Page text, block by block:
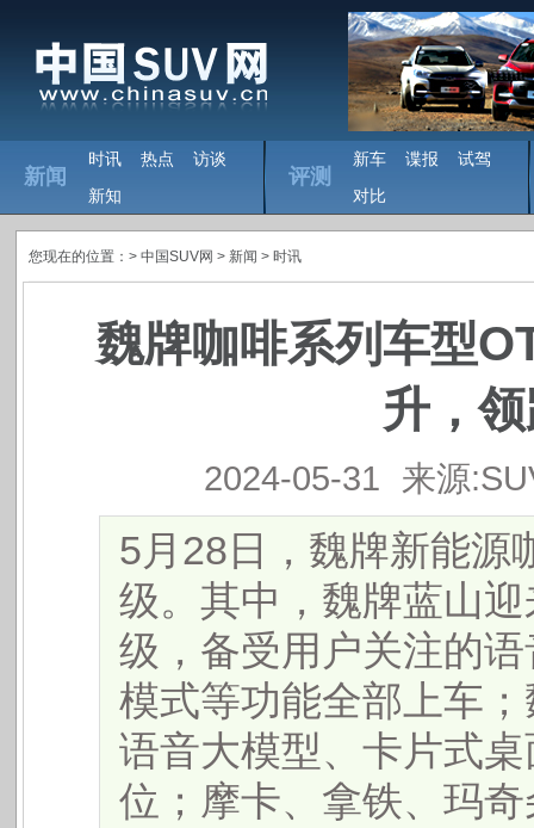
新闻
时讯 热点
访谈
新知
评测
新车 谍报
试驾
对比
您现在的位置：> 中国SUV网 > 新闻 > 时讯
魏牌咖啡系列车型
升，
2024-05-31 来源
5月28日，魏牌新能源
级。其中，魏牌蓝山迎
级，备受用户关注的
模式等功能全部上车
语音大模型、卡片式
位；摩卡、拿铁、玛